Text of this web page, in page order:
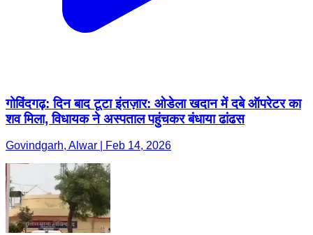
गोविंदगढ़: दिन बाद टूटा इंतज़ार: ओडेला खदान में दबे ऑपरेटर का
शव मिला, विधायक ने अस्पताल पहुंचकर बंधाया ढांढस
Govindgarh, Alwar | Feb 14, 2026